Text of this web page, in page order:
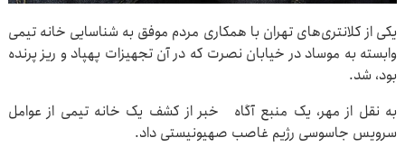
یکی از کلانتری‌های تهران با همکاری مردم موفق به شناسایی خانه تیمی
وابسته به موساد در خیابان نصرت که در آن تجهیزات پهپاد و ریز پرنده
بود، شد.
به نقل از مهر، یک منبع آگاه خبر از کشف یک خانه تیمی از عوامل
سرویس جاسوسی رژیم غاصب صهیونیستی داد.